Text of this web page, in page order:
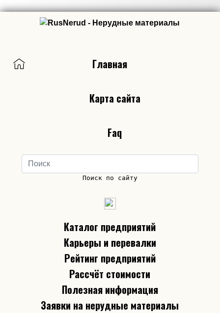
Главная
Карта сайта
Faq
Поиск по сайту
Каталог предприятий
Карьеры и перевалки
Рейтинг предприятий
Рассчёт стоимости
Полезная информация
Заявки на нерудные материалы